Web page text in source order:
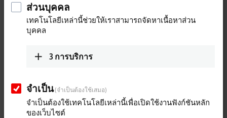
Feb 26, 2019
LogiMat 2019: Beckhoff Trade Show
Open control technology for warehouse and
distribution logistics
ส่วนบุคคล
เทคโนโลยีเหล่านี้ช่วยให้เราสามารถจัดหาเนื้อหาส่วน
บุคคล
3 การบริการ
จำเป็น(จำเป็นต้องใช้เสมอ)
จำเป็นต้องใช้เทคโนโลยีเหล่านี้เพื่อเปิดใช้งานฟังก์ชันหลัก
ของเว็บไซต์